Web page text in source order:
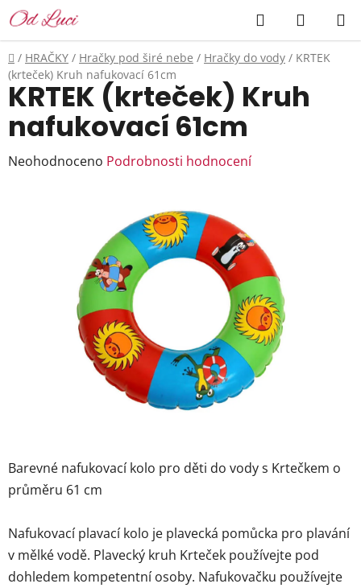
Přejít
na
obsah
Hledat
KOŠÍK
Domů
/ HRAČKY / Hračky pod širé nebe / Hračky do vody / KRTEK
(krteček) Kruh nafukovací 61cm
Barevné nafukovací kolo pro děti do vody s Krtečkem o
průměru 61 cm
Nafukovací plavací kolo je plavecká pomůcka pro plavání
v mělké vodě. Plavecký kruh Krteček používejte pod
dohledem kompetentní osoby. Nafukovačku používejte
KRTEK (krteček) Kruh
nafukovací 61cm
Průměrné
Neohodnoceno Podrobnosti hodnocení